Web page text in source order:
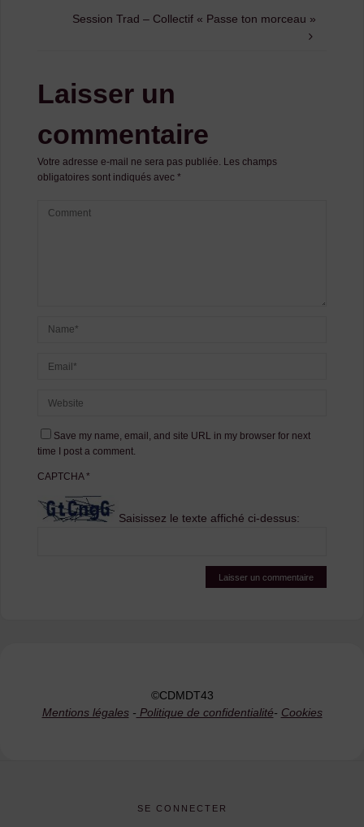
Session Trad – Collectif « Passe ton morceau »
Laisser un
commentaire
Votre adresse e-mail ne sera pas publiée. Les champs
obligatoires sont indiqués avec *
Save my name, email, and site URL in my browser for next
time I post a comment.
CAPTCHA*
Saisissez le texte affiché ci-dessus:
©CDMDT43
Mentions légales- Politique de confidentialité- Cookies
SE CONNECTER